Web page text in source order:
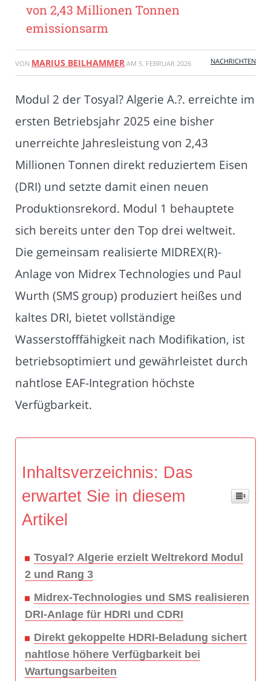
von 2,43 Millionen Tonnen
emissionsarm
VON MARIUS BEILHAMMER AM 5. FEBRUAR 2026 NACHRICHTEN
Modul 2 der Tosyal? Algerie A.?. erreichte im
ersten Betriebsjahr 2025 eine bisher
unerreichte Jahresleistung von 2,43
Millionen Tonnen direkt reduziertem Eisen
(DRI) und setzte damit einen neuen
Produktionsrekord. Modul 1 behauptete
sich bereits unter den Top drei weltweit.
Die gemeinsam realisierte MIDREX(R)-
Anlage von Midrex Technologies und Paul
Wurth (SMS group) produziert heißes und
kaltes DRI, bietet vollständige
Wasserstofffähigkeit nach Modifikation, ist
betriebsoptimiert und gewährleistet durch
nahtlose EAF-Integration höchste
Verfügbarkeit.
Inhaltsverzeichnis: Das
erwartet Sie in diesem
Artikel
Tosyal? Algerie erzielt Weltrekord Modul
2 und Rang 3
Midrex-Technologies und SMS realisieren
DRI-Anlage für HDRI und CDRI
Direkt gekoppelte HDRI-Beladung sichert
nahtlose höhere Verfügbarkeit bei
Wartungsarbeiten